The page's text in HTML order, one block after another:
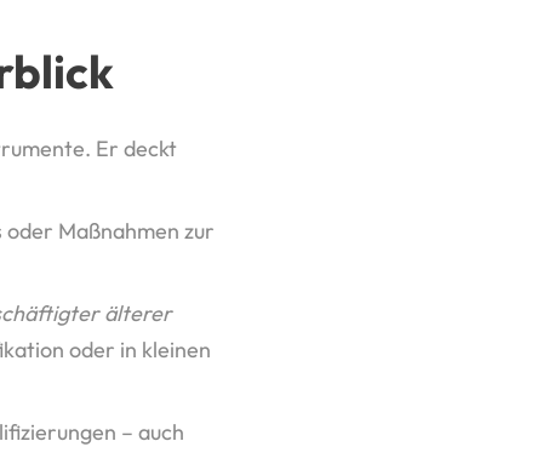
Er deckt
Maßnahmen zur
älterer
oder in kleinen
– auch